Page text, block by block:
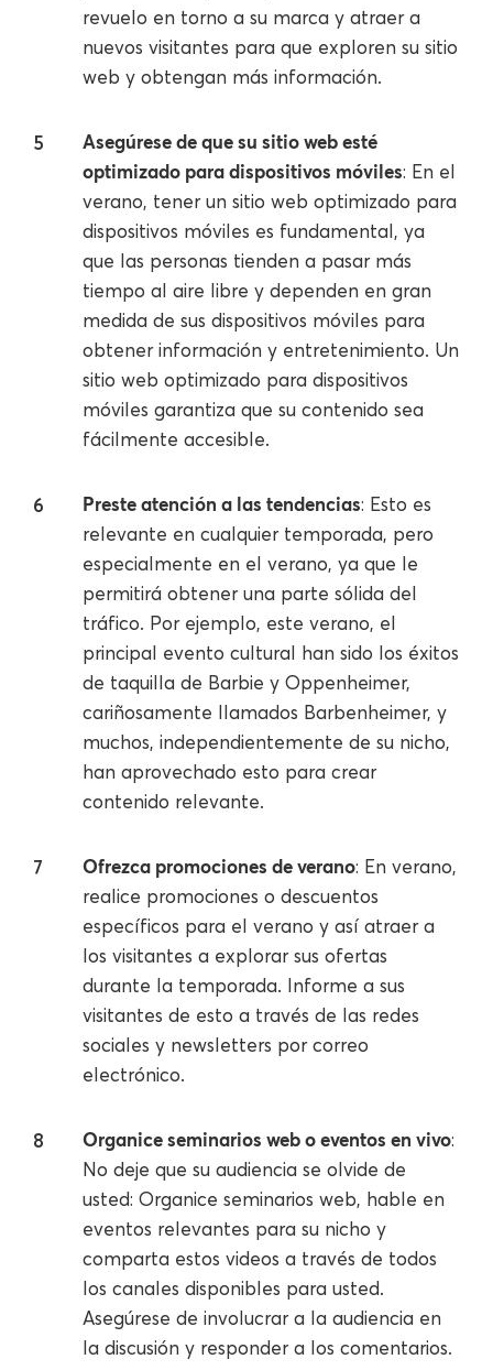
revuelo en torno a su marca y atraer a
nuevos visitantes para que exploren su sitio
web y obtengan más información.
Asegúrese de que su sitio web esté
optimizado para dispositivos móviles: En el
verano, tener un sitio web optimizado para
dispositivos móviles es fundamental, ya
que las personas tienden a pasar más
tiempo al aire libre y dependen en gran
medida de sus dispositivos móviles para
obtener información y entretenimiento. Un
sitio web optimizado para dispositivos
móviles garantiza que su contenido sea
fácilmente accesible.
Preste atención a las tendencias: Esto es
relevante en cualquier temporada, pero
especialmente en el verano, ya que le
permitirá obtener una parte sólida del
tráfico. Por ejemplo, este verano, el
principal evento cultural han sido los éxitos
de taquilla de Barbie y Oppenheimer,
cariñosamente llamados Barbenheimer, y
muchos, independientemente de su nicho,
han aprovechado esto para crear
contenido relevante.
Ofrezca promociones de verano: En verano,
realice promociones o descuentos
específicos para el verano y así atraer a
los visitantes a explorar sus ofertas
durante la temporada. Informe a sus
visitantes de esto a través de las redes
sociales y newsletters por correo
electrónico.
Organice seminarios web o eventos en vivo:
No deje que su audiencia se olvide de
usted: Organice seminarios web, hable en
eventos relevantes para su nicho y
comparta estos videos a través de todos
los canales disponibles para usted.
Asegúrese de involucrar a la audiencia en
la discusión y responder a los comentarios.